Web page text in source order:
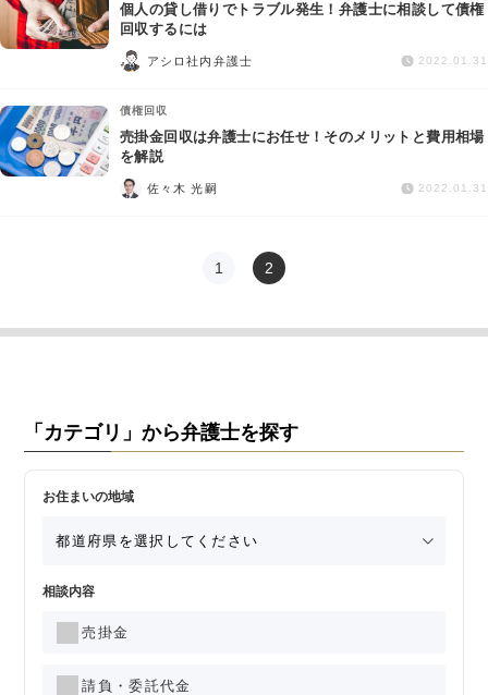
個人の貸し借りでトラブル発生！弁護士に相談して債権
回収するには
アシロ社内弁護士 2022.01.31
債権回収
売掛金回収は弁護士にお任せ！そのメリットと費用相場
を解説
佐々木 光嗣 2022.01.31
1 2
「カテゴリ」から弁護士を探す
お住まいの地域
相談内容
売掛金
請負・委託代金